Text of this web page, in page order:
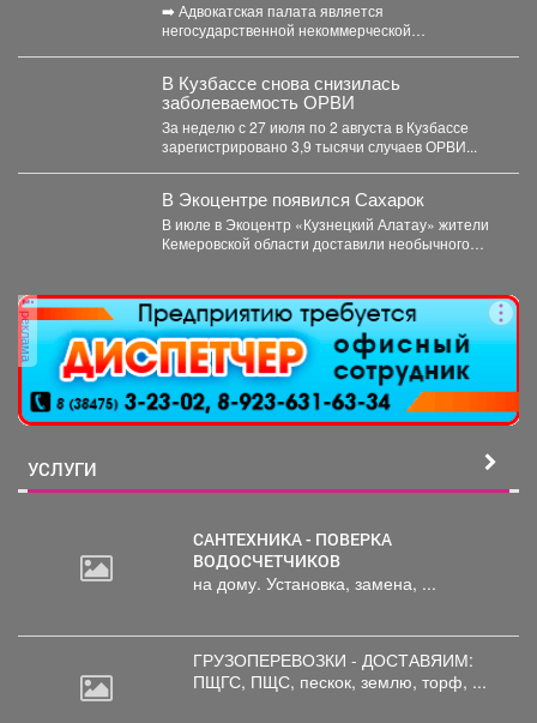
➡️ Адвокатская палата является
негосударственной некоммерческой
В Кузбассе снова снизилась
заболеваемость ОРВИ
За неделю с 27 июля по 2 августа в Кузбассе
зарегистрировано 3,9 тысячи случаев ОРВИ...
В Экоцентре появился Сахарок
В июле в Экоцентр «Кузнецкий Алатау» жители
Кемеровской области доставили необычного
реклама
УСЛУГИ
САНТЕХНИКА - ПОВЕРКА
ВОДОСЧЕТЧИКОВ
на дому. Установка, замена, ...
ГРУЗОПЕРЕВОЗКИ - ДОСТАВЯИМ:
ПЩГС, ПЩС, пескок, землю, торф, ...